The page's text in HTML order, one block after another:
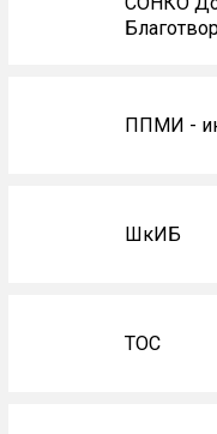
ППМИ -
ШкИБ
ТОС